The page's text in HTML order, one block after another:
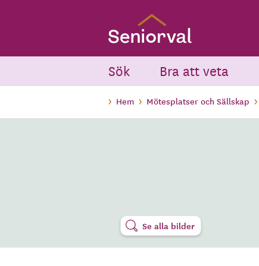
Sök Bra att veta
Hem Mötesplatser och Sällskap
Se alla bilder